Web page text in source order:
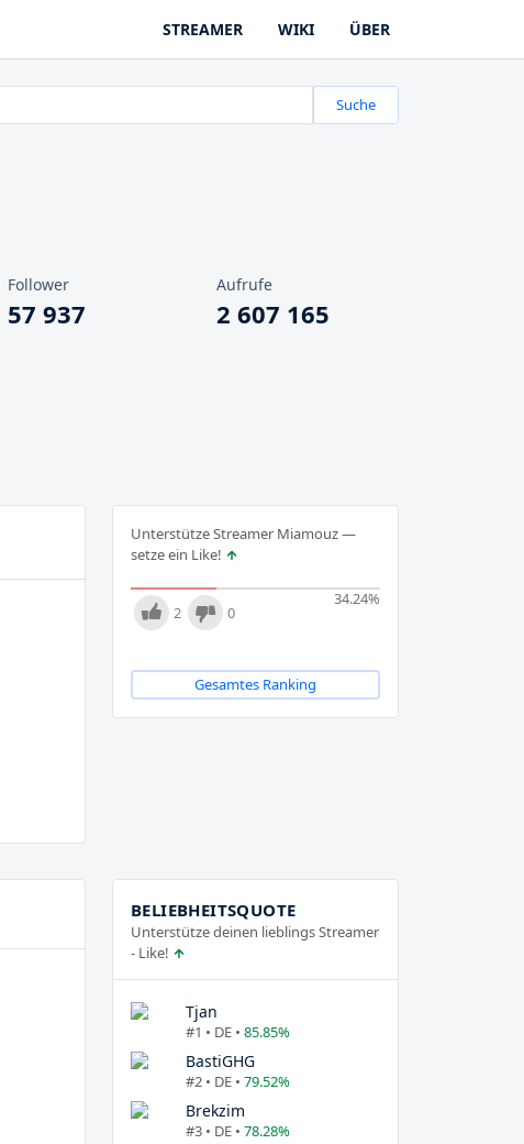
STREAMER WIKI ÜBER
Suche
Follower
57 937
Aufrufe
2 607 165
Unterstütze Streamer Miamouz —
setze ein Like!
34.24%
2 0
Gesamtes Ranking
BELIEBHEITSQUOTE
Unterstütze deinen lieblings Streamer
- Like!
Tjan
#1 • DE • 85.85%
BastiGHG
#2 • DE • 79.52%
Brekzim
#3 • DE • 78.28%